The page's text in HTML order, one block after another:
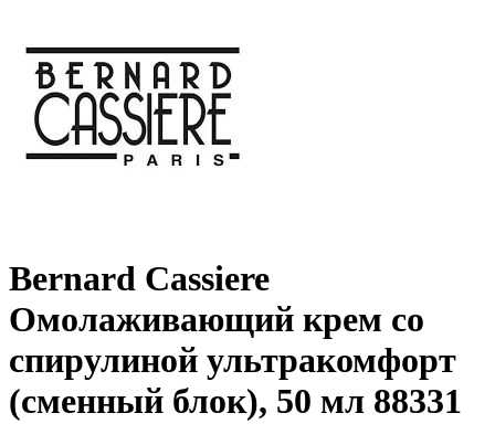
Bernard Cassiere
Омолаживающий крем со
спирулиной ультракомфорт
(сменный блок), 50 мл 88331